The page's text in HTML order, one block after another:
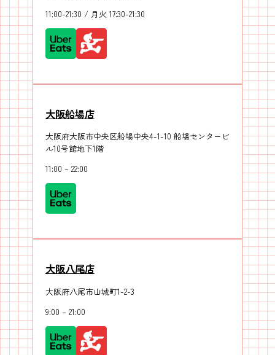
11:00-21:30 / 月火 17:30-21:30
大阪船場店
大阪府大阪市中央区船場中央4-1-10 船場センタービ
ル10号館地下1階
11:00 – 22:00
大阪八尾店
大阪府八尾市山城町1-2-3
9:00 – 21:00